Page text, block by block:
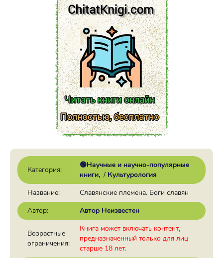
Категория:
🟢Научные и научно-популярные
книги / Культурология
Название:
Славянские племена. Боги славян
Автор:
Автор Неизвестен
Возрастные
ограничения:
Книга может включать контент,
предназначенный только для лиц
старше 18 лет.